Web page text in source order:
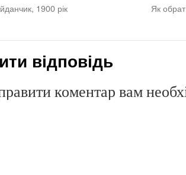
1900 рік Як
відповідь
коментар вам